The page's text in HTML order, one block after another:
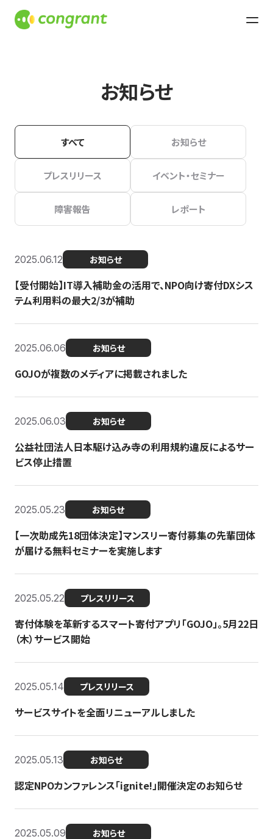
お知らせ
すべて お知らせ
プレスリリース イベント・セミナー
障害報告 レポート
2025.06.12 お知らせ
【受付開始】IT導入補助金の活用で、NPO向け寄付DXシス
テム利用料の最大2/3が補助
2025.06.06 お知らせ
GOJOが複数のメディアに掲載されました
2025.06.03 お知らせ
公益社団法人日本駆け込み寺の利用規約違反によるサー
ビス停止措置
2025.05.23 お知らせ
【一次助成先18団体決定】マンスリー寄付募集の先輩団体
が届ける無料セミナーを実施します
2025.05.22 プレスリリース
寄付体験を革新するスマート寄付アプリ「GOJO」。5月22日
（木）サービス開始
2025.05.14 プレスリリース
サービスサイトを全面リニューアルしました
2025.05.13 お知らせ
認定NPOカンファレンス「ignite!」開催決定のお知らせ
2025.05.09 お知らせ